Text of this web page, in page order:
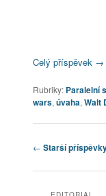
Celý příspěvek →
Rubriky: Paralelní
wars,úvaha,Walt
Navigace pro
← Starší